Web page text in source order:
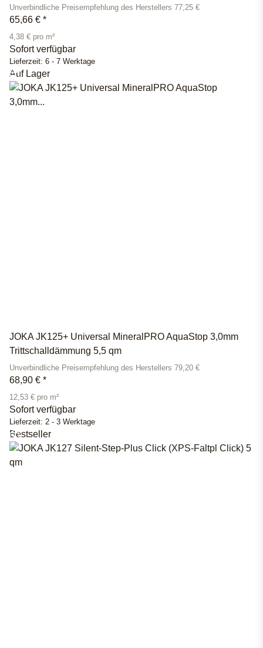
Unverbindliche Preisempfehlung des Herstellers 77,25 €
65,66 € *
4,38 € pro m²
Sofort verfügbar
Lieferzeit: 6 - 7 Werktage
Auf Lager
JOKA JK125+ Universal MineralPRO AquaStop 3,0mm
Trittschalldämmung 5,5 qm
Unverbindliche Preisempfehlung des Herstellers 79,20 €
68,90 € *
12,53 € pro m²
Sofort verfügbar
Lieferzeit: 2 - 3 Werktage
Bestseller